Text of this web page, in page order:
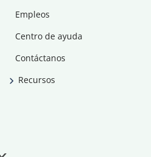
Empleos
Centro de ayuda
Contáctanos
Recursos